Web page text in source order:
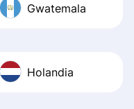
Gwatemala
Holandia